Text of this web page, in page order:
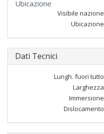
Ubicazione
Visibile nazione
Ubicazione
Dati Tecnici
Lungh. fuori tutto
Larghezza
Immersione
Dislocamento